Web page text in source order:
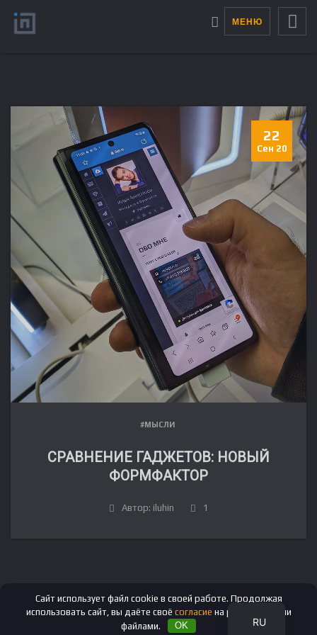
МЕНЮ
22
Сен 20
#МЫСЛИ
СРАВНЕНИЕ ГАДЖЕТОВ: НОВЫЙ
ФОРМФАКТОР
Автор: iluhin 1
RU
EN
Сайт использует файл cookie в своей работе. Продолжая
использовать сайт, вы даёте своё согласие на работу с этими
файлами.
OK